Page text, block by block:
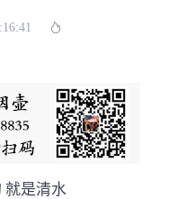
就是清水